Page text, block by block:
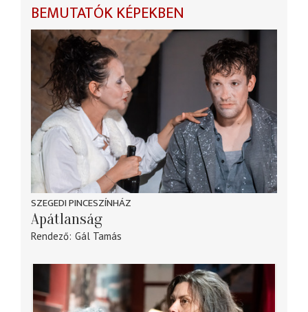
BEMUTATÓK KÉPEKBEN
SZEGEDI PINCESZÍNHÁZ
Apátlanság
Rendező Gál Tamás